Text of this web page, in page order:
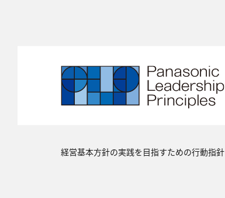
経営基本方針の実践を目指すための行動指針